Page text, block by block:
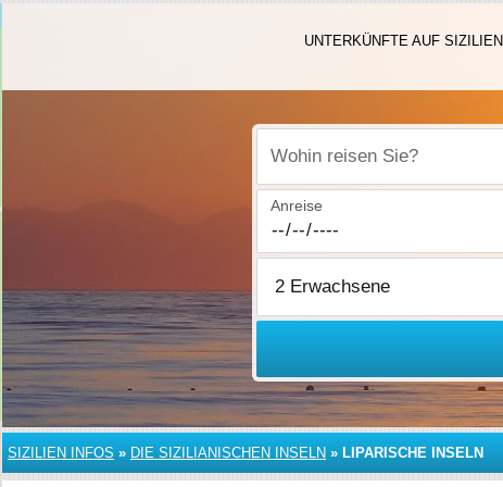
UNTERKÜNFTE AUF SIZILIEN
Wohin reisen Sie?
Anreise
SIZILIEN INFOS » DIE SIZILIANISCHEN INSELN » LIPARISCHE INSELN